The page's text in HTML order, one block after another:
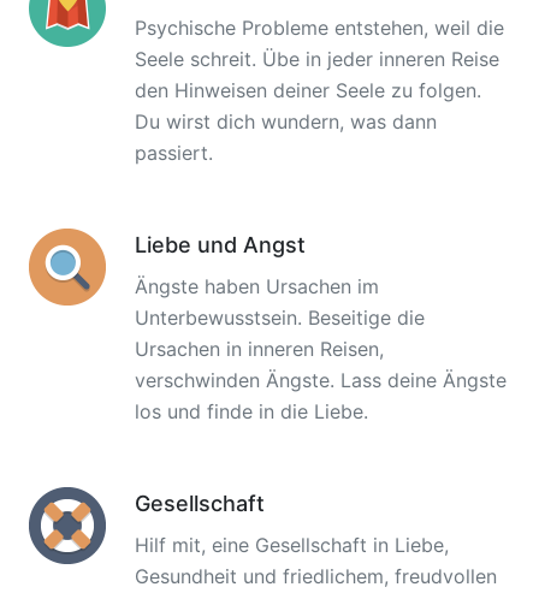
Psychische Probleme entstehen, weil die
Seele schreit. Übe in jeder inneren Reise
den Hinweisen deiner Seele zu folgen.
Du wirst dich wundern, was dann
passiert.
Liebe und Angst
Ängste haben Ursachen im
Unterbewusstsein. Beseitige die
Ursachen in inneren Reisen,
verschwinden Ängste. Lass deine Ängste
los und finde in die Liebe.
Gesellschaft
Hilf mit, eine Gesellschaft in Liebe,
Gesundheit und friedlichem, freudvollen